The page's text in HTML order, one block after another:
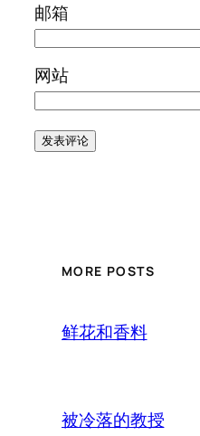
邮箱
网站
MORE POSTS
鲜花和香料
被冷落的教授